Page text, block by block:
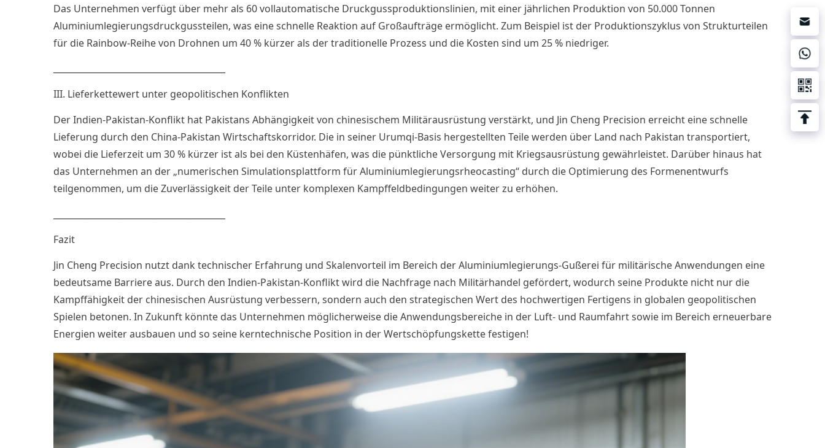
Das Unternehmen verfügt über mehr als 60 vollautomatische Druckgussproduktionslinien, mit einer jährlichen Produktion von 50.000 Tonnen
Aluminiumlegierungsdruckgussteilen, was eine schnelle Reaktion auf Großaufträge ermöglicht. Zum Beispiel ist der Produktionszyklus von Strukturteilen
für die Rainbow-Reihe von Drohnen um 40 % kürzer als der traditionelle Prozess und die Kosten sind um 25 % niedriger.
III. Lieferkettewert unter geopolitischen Konflikten
Der Indien-Pakistan-Konflikt hat Pakistans Abhängigkeit von chinesischem Militärausrüstung verstärkt, und Jin Cheng Precision erreicht eine schnelle
Lieferung durch den China-Pakistan Wirtschaftskorridor. Die in seiner Urumqi-Basis hergestellten Teile werden über Land nach Pakistan transportiert,
wobei die Lieferzeit um 30 % kürzer ist als bei den Küstenhäfen, was die pünktliche Versorgung mit Kriegsausrüstung gewährleistet. Darüber hinaus hat
das Unternehmen an der „numerischen Simulationsplattform für Aluminiumlegierungsrheocasting“ durch die Optimierung des Formenentwurfs
teilgenommen, um die Zuverlässigkeit der Teile unter komplexen Kampffeldbedingungen weiter zu erhöhen.
Fazit
Jin Cheng Precision nutzt dank technischer Erfahrung und Skalenvorteil im Bereich der Aluminiumlegierungs-Gußerei für militärische Anwendungen eine
bedeutsame Barriere aus. Durch den Indien-Pakistan-Konflikt wird die Nachfrage nach Militärhandel gefördert, wodurch seine Produkte nicht nur die
Kampffähigkeit der chinesischen Ausrüstung verbessern, sondern auch den strategischen Wert des hochwertigen Fertigens in globalen geopolitischen
Spielen betonen. In Zukunft könnte das Unternehmen möglicherweise die Anwendungsbereiche in der Luft- und Raumfahrt sowie im Bereich erneuerbare
Energien weiter ausbauen und so seine kerntechnische Position in der Wertschöpfungskette festigen!